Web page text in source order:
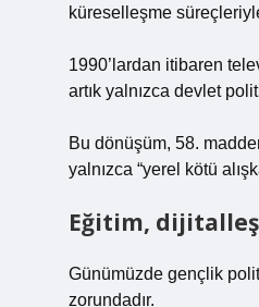
küreselleşme
1990’lardan itibaren
artık yalnızca devlet
Bu dönüşüm, 58.
yalnızca “yerel kötü
Eğitim,
Günümüzde gençlik
zorundadır.